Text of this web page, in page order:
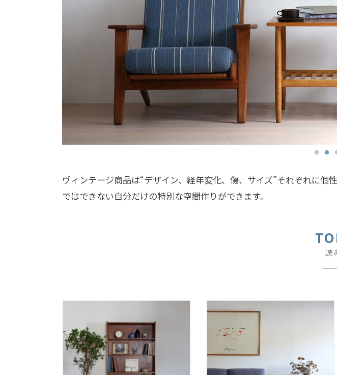
ヴィンテージ商品は“デザイン、経年変化、傷、サイズ”それぞれに
ではできない自分だけの特別な空間作りができます。
読